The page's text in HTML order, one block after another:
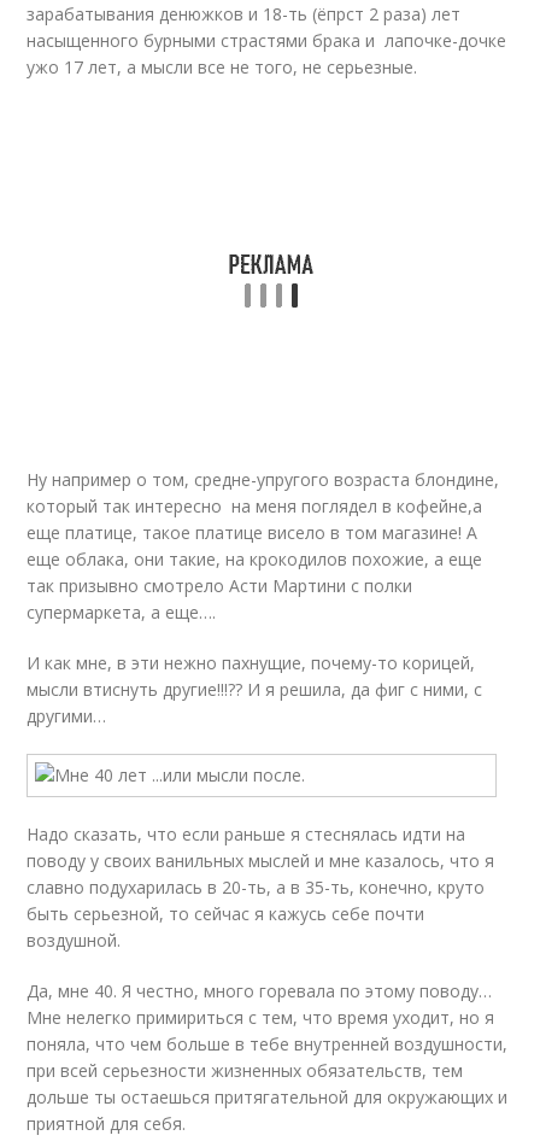
зарабатывания денюжков и 18-ть (ёпрст 2 раза) лет
насыщенного бурными страстями брака и лапочке-дочке
ужо 17 лет, а мысли все не того, не серьезные.
Ну например о том, средне-упругого возраста блондине,
который так интересно на меня поглядел в кофейне,а
еще платице, такое платице висело в том магазине! А
еще облака, они такие, на крокодилов похожие, а еще
так призывно смотрело Асти Мартини с полки
супермаркета, а еще….
И как мне, в эти нежно пахнущие, почему-то корицей,
мысли втиснуть другие!!!?? И я решила, да фиг с ними, с
другими…
Надо сказать, что если раньше я стеснялась идти на
поводу у своих ванильных мыслей и мне казалось, что я
славно подухарилась в 20-ть, а в 35-ть, конечно, круто
быть серьезной, то сейчас я кажусь себе почти
воздушной.
Да, мне 40. Я честно, много горевала по этому поводу…
Мне нелегко примириться с тем, что время уходит, но я
поняла, что чем больше в тебе внутренней воздушности,
при всей серьезности жизненных обязательств, тем
дольше ты остаешься притягательной для окружающих и
приятной для себя.